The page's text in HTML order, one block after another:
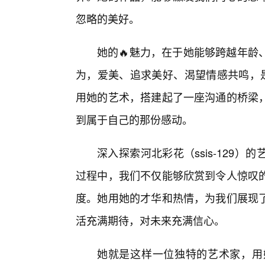
忽略的美好。
她的🔥魅力，在于她能够跨越年龄
为，爱美、追求美好、渴望情感共鸣
用她的艺术，搭建起了一座沟通的桥
到属于自己的那份感动。
深入探索河北彩花（ssis-129）的
过程中，我们不仅能够欣赏到令人惊
度。她用她的才华和热情，为我们展
活充满期待，对未来充满信心。
她就是这样一位独特的艺术家，